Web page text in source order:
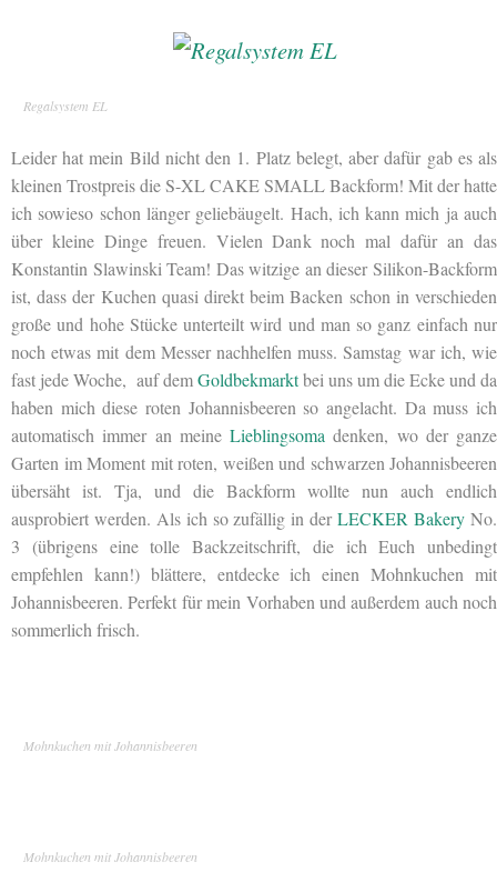
Regalsystem EL
Leider hat mein Bild nicht den 1. Platz belegt, aber dafür gab es als
kleinen Trostpreis die S-XL CAKE SMALL Backform! Mit der hatte
ich sowieso schon länger geliebäugelt. Hach, ich kann mich ja auch
über kleine Dinge freuen. Vielen Dank noch mal dafür an das
Konstantin Slawinski Team! Das witzige an dieser Silikon-Backform
ist, dass der Kuchen quasi direkt beim Backen schon in verschieden
große und hohe Stücke unterteilt wird und man so ganz einfach nur
noch etwas mit dem Messer nachhelfen muss. Samstag war ich, wie
fast jede Woche, auf demGoldbekmarktbei uns um die Ecke und da
haben mich diese roten Johannisbeeren so angelacht. Da muss ich
automatisch immer an meine Lieblingsoma denken, wo der ganze
Garten im Moment mit roten, weißen und schwarzen Johannisbeeren
übersäht ist. Tja, und die Backform wollte nun auch endlich
ausprobiert werden. Als ich so zufällig in derLECKER Bakery No.
3 (übrigens eine tolle Backzeitschrift, die ich Euch unbedingt
empfehlen kann!) blättere, entdecke ich einen Mohnkuchen mit
Johannisbeeren. Perfekt für mein Vorhaben und außerdem auch noch
sommerlich frisch.
Mohnkuchen mit Johannisbeeren
Mohnkuchen mit Johannisbeeren